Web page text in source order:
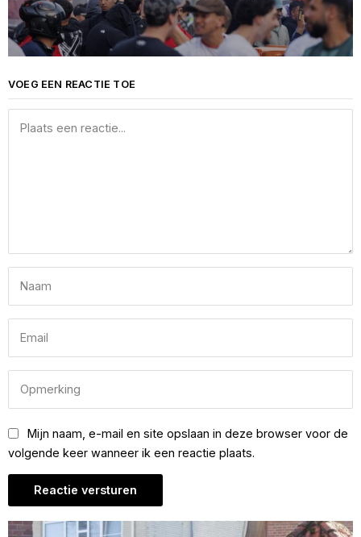
VOEG EEN REACTIE TOE
Mijn naam, e-mail en site opslaan in deze browser voor de
volgende keer wanneer ik een reactie plaats.